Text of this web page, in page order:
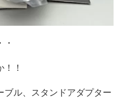
！
ブル、スタンドアダプター